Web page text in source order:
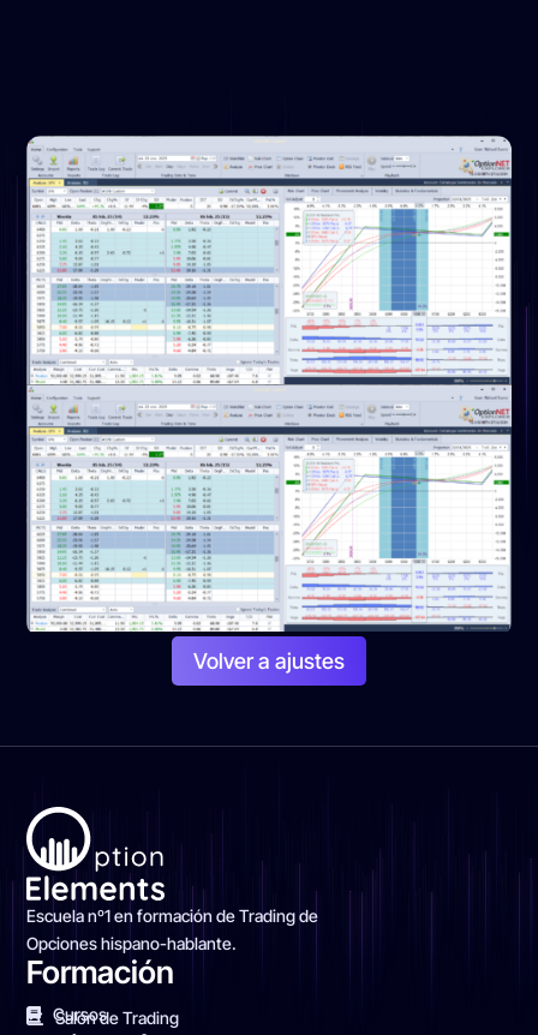
Volver a ajustes
Escuela nº1 en formación de Trading de
Opciones hispano-hablante.
Formación
Cursos
Salón de Trading